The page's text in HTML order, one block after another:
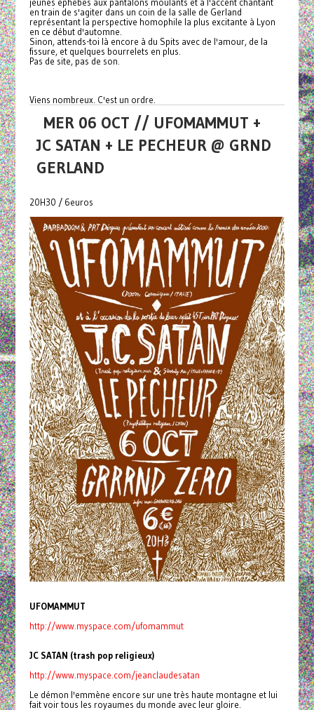
en train de s'agiter dans un coin de la salle de Gerland
représentant la perspective homophile la plus excitante à Lyon
en ce début d'automne.
Sinon, attends-toi là encore à du Spits avec de l'amour, de la
fissure, et quelques bourrelets en plus.
Pas de site, pas de son.
Viens nombreux. C'est un ordre.
MER 06 OCT // UFOMAMMUT +
JC SATAN + LE PECHEUR @ GRND
GERLAND
20H30 / 6euros
UFOMAMMUT
http://www.myspace.com/ufomammut
JC SATAN (trash pop religieux)
http://www.myspace.com/jeanclaudesatan
Le démon l'emmène encore sur une très haute montagne et lui
fait voir tous les royaumes du monde avec leur gloire.